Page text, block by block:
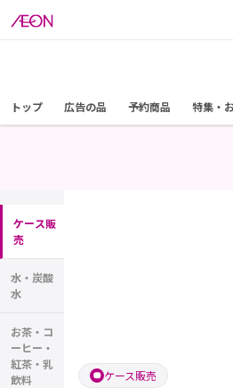
トップ 広告の品 予約商品 特集・
ケース販
売
水・炭酸
水
お茶・コ
ーヒー・
紅茶・乳
飲料
ケース販売